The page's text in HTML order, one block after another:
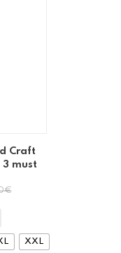
Craft
3 must
€
XXL